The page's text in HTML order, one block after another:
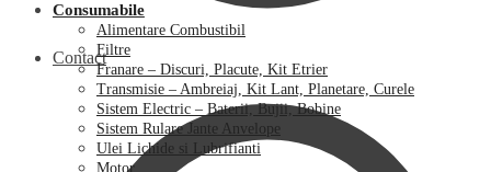
Contact
Consumabile
Alimentare Combustibil
Filtre
Franare – Discuri, Placute, Kit Etrier
Transmisie – Ambreiaj, Kit Lant, Planetare, Curele
Sistem Electric – Baterii, Bujii, Bobine
Sistem Rulare Jante Anvelope
Ulei Lichide si Lubrifianti
Motor